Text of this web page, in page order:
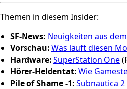
Themen in diesem Insider:
SF-News: Neuigkeiten aus
Vorschau: Was läuft diesen
Hardware: SuperStation One
Hörer-Heldentat: Wie
Pile of Shame -1: Subnautica 2